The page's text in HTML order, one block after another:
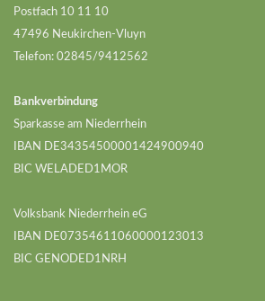
Postfach 10 11 10
47496 Neukirchen-Vluyn
Telefon: 02845/9412562
Bankverbindung
Sparkasse am Niederrhein
IBAN DE34354500001424900940
BIC WELADED1MOR
Volksbank Niederrhein eG
IBAN DE07354611060000123013
BIC GENODED1NRH